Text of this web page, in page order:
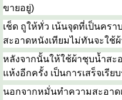
ขายอยู่)
เช็ด ถูให้ทั่ว เน้นจุดที่เป็นคร
สะอาดหนังเทียมไม่ทันจะใช้
หลังจากนั้นให้ใช้ผ้าชุบน้ำสะ
แห้งอีกครั้ง เป็นการเสร็จเรีย
นอกจากหมั่นทำความสะอา